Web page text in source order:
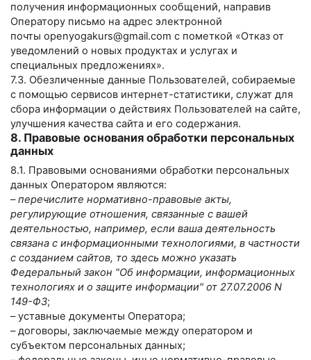
получения информационных сообщений, направив
Оператору письмо на адрес электронной
почты openyogakurs@gmail.com с пометкой «Отказ от
уведомлений о новых продуктах и услугах и
специальных предложениях».
7.3. Обезличенные данные Пользователей, собираемые
с помощью сервисов интернет-статистики, служат для
сбора информации о действиях Пользователей на сайте,
улучшения качества сайта и его содержания.
8. Правовые основания обработки персональных
данных
8.1. Правовыми основаниями обработки персональных
данных Оператором являются:
–перечислите нормативно-правовые акты,
регулирующие отношения, связанные с вашей
деятельностью, например, если ваша деятельность
связана с информационными технологиями, в частности
с созданием сайтов, то здесь можно указать
Федеральный закон "Об информации, информационных
технологиях и о защите информации" от 27.07.2006 N
149-ФЗ;
– уставные документы Оператора;
– договоры, заключаемые между оператором и
субъектом персональных данных;